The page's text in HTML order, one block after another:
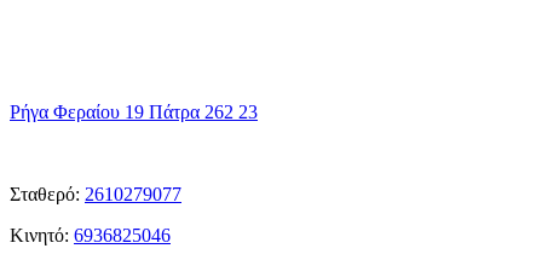
Ρήγα Φεραίου 19 Πάτρα 262 23
Σταθερό: 2610279077
Κινητό: 6936825046